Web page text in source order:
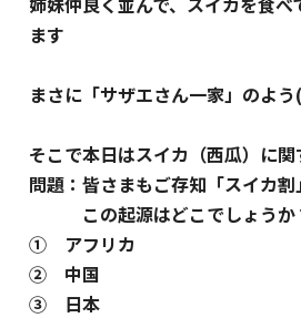
ます
まさに「サザエさん一家」のよ
そこで本日はスイカ（西瓜）に
問題：皆さまもご存知「スイカ割」
この起源はどこでしょうか
① アフリカ
② 中国
③ 日本